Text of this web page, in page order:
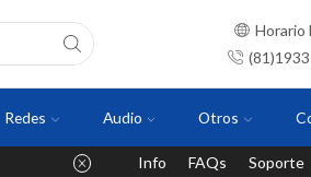
Horario
Redes Audio Otros
Info FAQs Soporte